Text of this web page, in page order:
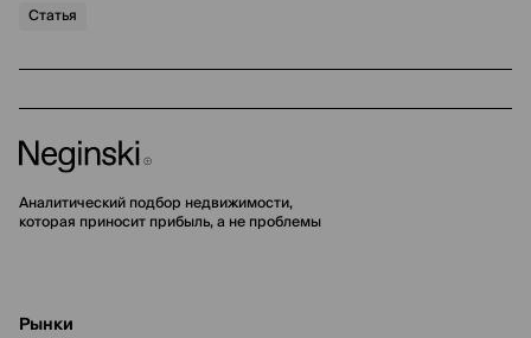
Статья
Аналитический подбор недвижимости,
которая приносит прибыль, а не проблемы
Рынки